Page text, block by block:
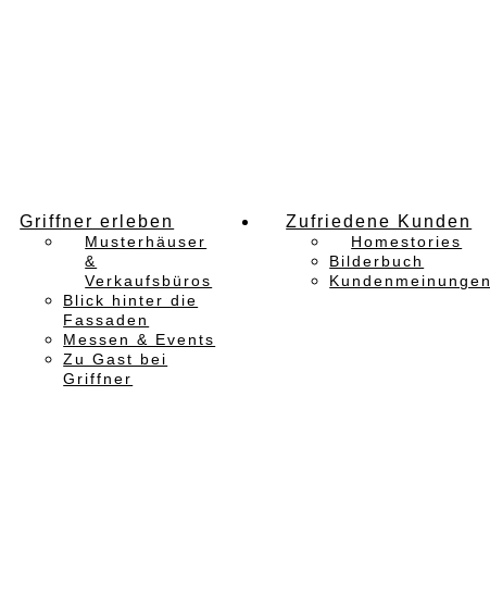
Griffner erleben
Musterhäuser
&
Verkaufsbüros
Blick hinter die
Fassaden
Messen & Events
Zu Gast bei
Griffner
Zufriedene Kunden
Homestories
Bilderbuch
Kundenmeinungen